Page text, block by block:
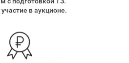
в аукционе.